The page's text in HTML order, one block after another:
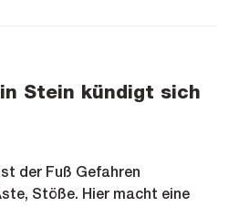
Stein kündigt sich
der Fuß Gefahren
Stöße. Hier macht eine